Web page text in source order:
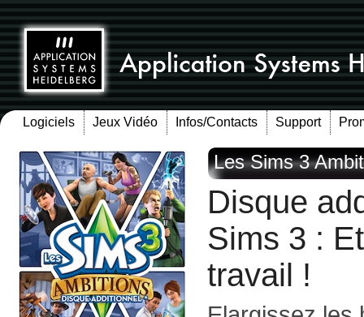
Logiciels Jeux Vidéo Infos/Contacts Support
Les Sims 3
Disque
Sims 3 :
travail !